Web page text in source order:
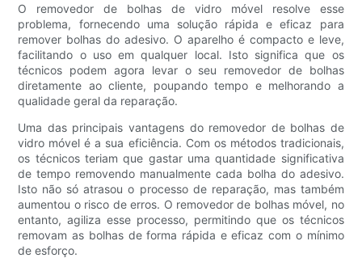
O removedor de bolhas de vidro móvel resolve esse
problema, fornecendo uma solução rápida e eficaz para
remover bolhas do adesivo. O aparelho é compacto e leve,
facilitando o uso em qualquer local. Isto significa que os
técnicos podem agora levar o seu removedor de bolhas
diretamente ao cliente, poupando tempo e melhorando a
qualidade geral da reparação.
Uma das principais vantagens do removedor de bolhas de
vidro móvel é a sua eficiência. Com os métodos tradicionais,
os técnicos teriam que gastar uma quantidade significativa
de tempo removendo manualmente cada bolha do adesivo.
Isto não só atrasou o processo de reparação, mas também
aumentou o risco de erros. O removedor de bolhas móvel, no
entanto, agiliza esse processo, permitindo que os técnicos
removam as bolhas de forma rápida e eficaz com o mínimo
de esforço.